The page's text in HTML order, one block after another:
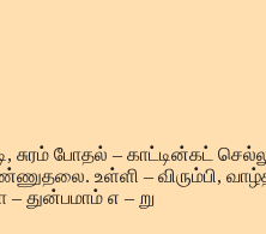
போதல் – காட்டின்கட்
உள்ளி – விரும்பி,
துன்பமாம் எ – று